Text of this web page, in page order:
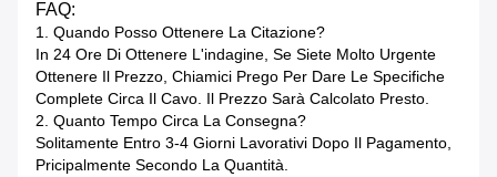
FAQ:
1. Quando Posso Ottenere La Citazione?
In 24 Ore Di Ottenere L'indagine, Se Siete Molto Urgente
Ottenere Il Prezzo, Chiamici Prego Per Dare Le Specifiche
Complete Circa Il Cavo. Il Prezzo Sarà Calcolato Presto.
2. Quanto Tempo Circa La Consegna?
Solitamente Entro 3-4 Giorni Lavorativi Dopo Il Pagamento,
Pricipalmente Secondo La Quantità.